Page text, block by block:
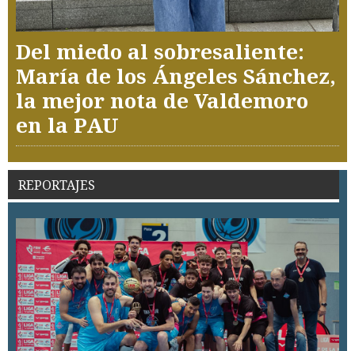
Del miedo al sobresaliente:
María de los Ángeles Sánchez,
la mejor nota de Valdemoro
en la PAU
REPORTAJES